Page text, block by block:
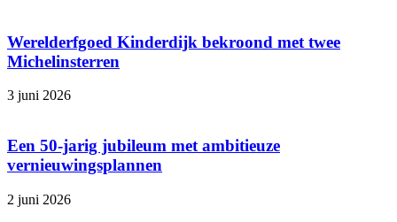
Werelderfgoed Kinderdijk bekroond met twee
Michelinsterren
3 juni 2026
Een 50-jarig jubileum met ambitieuze
vernieuwingsplannen
2 juni 2026